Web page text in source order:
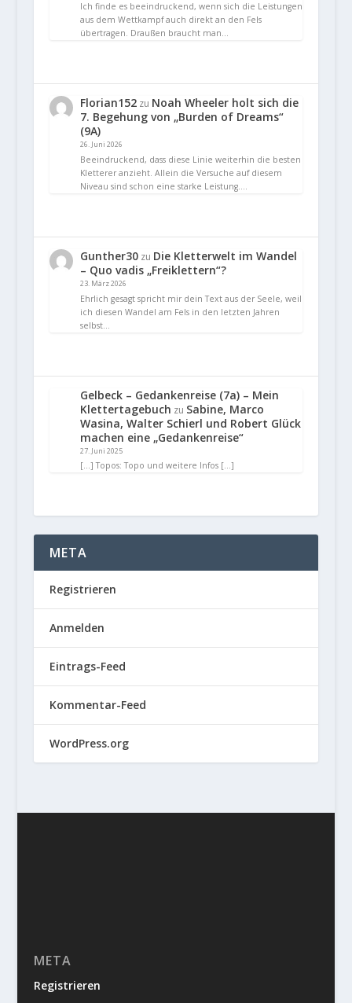
Ich finde es beeindruckend, wenn sich die Leistungen
aus dem Wettkampf auch direkt an den Fels
übertragen. Draußen braucht man…
Florian152zu Noah Wheeler holt sich die
7. Begehung von „Burden of Dreams“
(9A)
26. Juni 2026
Beeindruckend, dass diese Linie weiterhin die besten
Kletterer anzieht. Allein die Versuche auf diesem
Niveau sind schon eine starke Leistung.…
Gunther30zu Die Kletterwelt im Wandel
– Quo vadis „Freiklettern“?
23. März 2026
Ehrlich gesagt spricht mir dein Text aus der Seele, weil
ich diesen Wandel am Fels in den letzten Jahren
selbst…
Gelbeck – Gedankenreise (7a) – Mein
Klettertagebuch zu Sabine, Marco
Wasina, Walter Schierl und Robert Glück
machen eine „Gedankenreise“
27. Juni 2025
[…] Topos: Topo und weitere Infos […]
META
Registrieren
Anmelden
Eintrags-Feed
Kommentar-Feed
WordPress.org
META
Registrieren